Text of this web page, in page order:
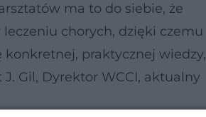
ma to do siebie, że
chorych, dzięki czemu
praktycznej wiedzy,
Gil, Dyrektor WCCI, aktualny